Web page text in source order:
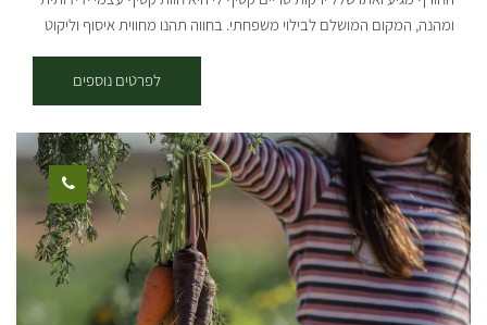
ממבואת גמה (שמאלה) או ממבואת בית הכנסת מעון (ימינה). קרדיט
צילום: אילן שחם *המידע מתוך אתרים לה מדווש ומסלולי אופניים בשטח
ומהנה, המקום המושלם לבילוי משפחתי. בחווה תהנו מחווית איסוף וליקוט
אדום, שרי צבעוני, מלפפוני בייבי, חצילים ומגוון תבלינים. מוזמנים לבקר,
להריח, לטעום, לקטוף ולחזור הביתה עם בטן מלאה, סל מלא וחיוך גדול על
הפנים! במחיר הכניסה כל משפחה מקבלת סלסלה משפחתית (בהתאם
לגודלה) לאיסוף שלל ירקות שדה לקחת הביתה (לא כולל שרי ומלפפונים).
בתשלום נוסף ניתן לרכוש עוד סלסילות למילויי: גזר צבעוני. שרי צבעוני
.תרד. חסה. שומר. כרוב. עגבניות שרי צבעוניות, מלפפוני בייבי, ועוד.. הגעה
מחייבת תיאום מראש! אטרקציה חקלאית לכל המשפחה שטח פתוח
המקום המושלם לבילויי עם הילדים. "קטיף לי" היא חווה ידידותית במיוחד
למשפחות וילדים, בה תוכלו ליהנות מחוויית איסוף וליקוט של שלל ירקות
מיוחדים –גזרים צבעוניים, תפוחי אדמה, שרי לאכילה במקום, תרד, עלי
לפרטים נוספים